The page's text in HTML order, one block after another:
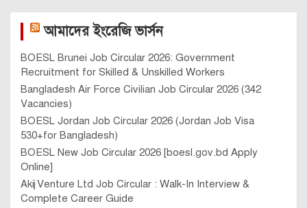
আমাদের ইংরেজি ভার্সন
BOESL Brunei Job Circular 2026: Government
Recruitment for Skilled & Unskilled Workers
Bangladesh Air Force Civilian Job Circular 2026 (342
Vacancies)
BOESL Jordan Job Circular 2026 (Jordan Job Visa
530+for Bangladesh)
BOESL New Job Circular 2026 [boesl.gov.bd Apply
Online]
Akij Venture Ltd Job Circular : Walk-In Interview &
Complete Career Guide